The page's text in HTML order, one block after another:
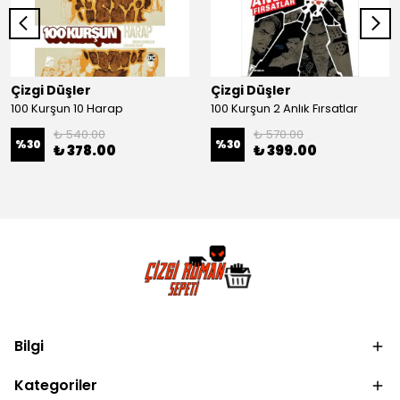
Çizgi Düşler
100 Kurşun 10 Harap
%30
₺ 540.00
₺ 378.00
Çizgi Düşler
100 Kurşun 2 Anlık Fırsatlar
%30
₺ 570.00
₺ 399.00
Bilgi
Kategoriler